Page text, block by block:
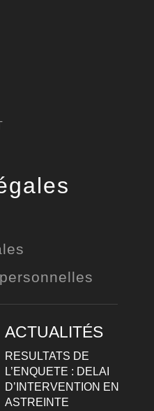
ACTUALITÉS
RESULTATS DE
L’ENQUETE : DELAI
D’INTERVENTION EN
ASTREINTE